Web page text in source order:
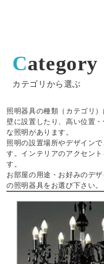
Category
カテゴリから選ぶ
照明器具の種類（カテゴリ
壁に設置したり、高い位置
な照明があります。
照明の設置場所やデザイン
す。インテリアのアクセン
す。
お部屋の用途・お好みのデ
の照明器具をお選び下さい。